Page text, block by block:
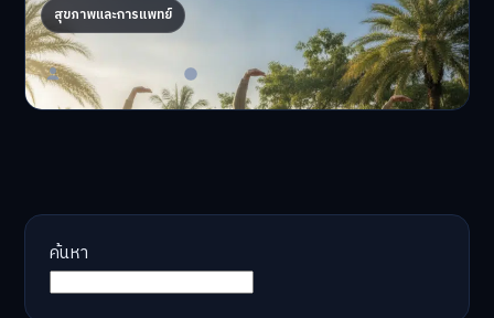
สุขภาพและการแพทย์
AI จัดทริปสุขภาพ: เทรนด์ใหม่ท่องเที่ยวไทยไฮเทค
AI จัดทริปสุขภาพนำเทรน…
Master Bussiness 17 มิถุนายน 2026
ค้นหา